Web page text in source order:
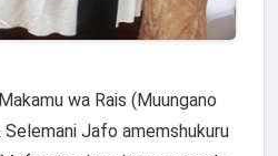
wa Rais (Muungano
Jafo amemshukuru